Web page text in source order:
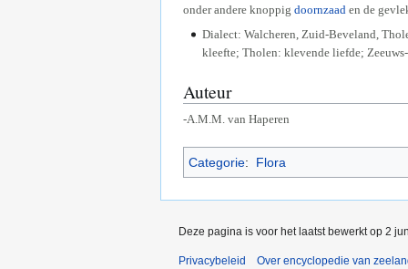
onder andere knoppig doornzaad en de
Dialect: Walcheren, Zuid-Beveland,
kleefte; Tholen: klevende liefde;
Auteur
-A.M.M. van Haperen
Categorie: Flora
Deze pagina is voor het laatst bewerkt op 2
Privacybeleid Over encyclopedie van